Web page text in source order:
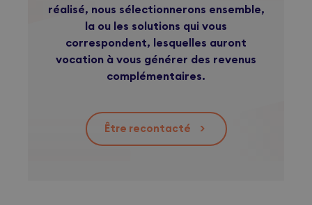
réalisé, nous sélectionnerons ensemble,
la ou les solutions qui vous
correspondent, lesquelles auront
vocation à vous générer des revenus
complémentaires.
Être recontacté >